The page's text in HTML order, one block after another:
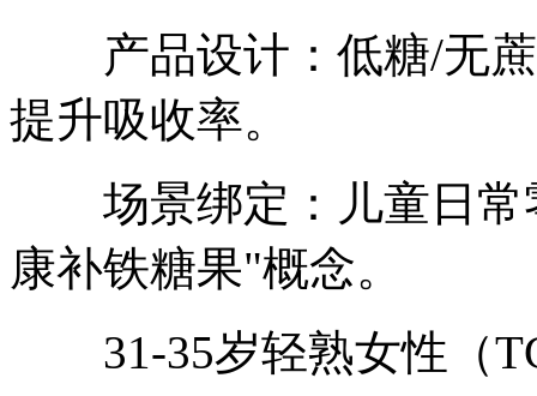
产品设计：低糖/无蔗
提升吸收率。
场景绑定：儿童日常
康补铁糖果"概念。
31-35岁轻熟女性（